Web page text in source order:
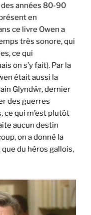
des années 80-90
en
ce livre Owen a
très sonore, qui
ce qui
on s’y fait). Par la
était aussi la
Glyndŵr, dernier
des guerres
ce qui m’est plutôt
aucun destin
on a donné la
du héros gallois,